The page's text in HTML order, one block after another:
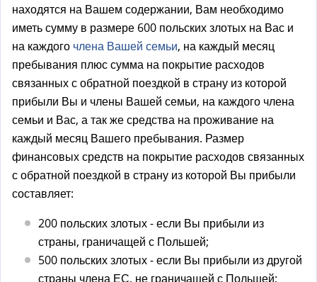
находятся на Вашем содержании, Вам необходимо
иметь сумму в размере 600 польских злотых на Вас и
на каждого члена Вашей семьи, на каждый месяц
пребывания плюс сумма на покрытие расходов
связанных с обратной поездкой в страну из которой
прибыли Вы и члены Вашей семьи, на каждого члена
семьи и Вас, а так же средства на проживание на
каждый месяц Вашего пребывания. Размер
финансовых средств на покрытие расходов связанных
с обратной поездкой в страну из которой Вы прибыли
составляет:
200 польских злотых - если Вы прибыли из
страны, граничащей с Польшей;
500 польских злотых - если Вы прибыли из другой
страны члена ЕС, не граничащей с Польшей;